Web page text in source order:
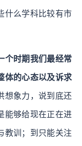
什么学科比较有市
个时期我们最经常
体的心态以及诉求
想象力，说到底还
能够给现在正在进
教训；到只能关注